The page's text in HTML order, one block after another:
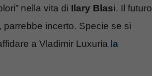
nella vita di Ilary Blasi. Il futuro
parrebbe incerto. Specie se si
a Vladimir Luxuria la